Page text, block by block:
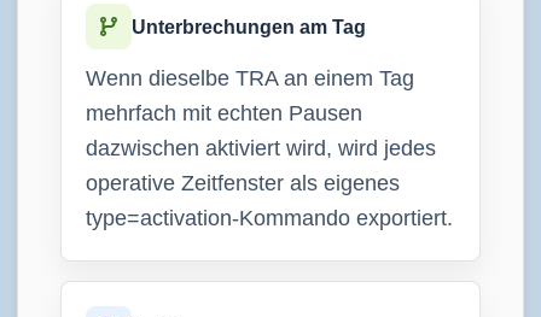
Unterbrechungen am Tag
Wenn dieselbe TRA an einem Tag
mehrfach mit echten Pausen
dazwischen aktiviert wird, wird jedes
operative Zeitfenster als eigenes
type=activation-Kommando exportiert.